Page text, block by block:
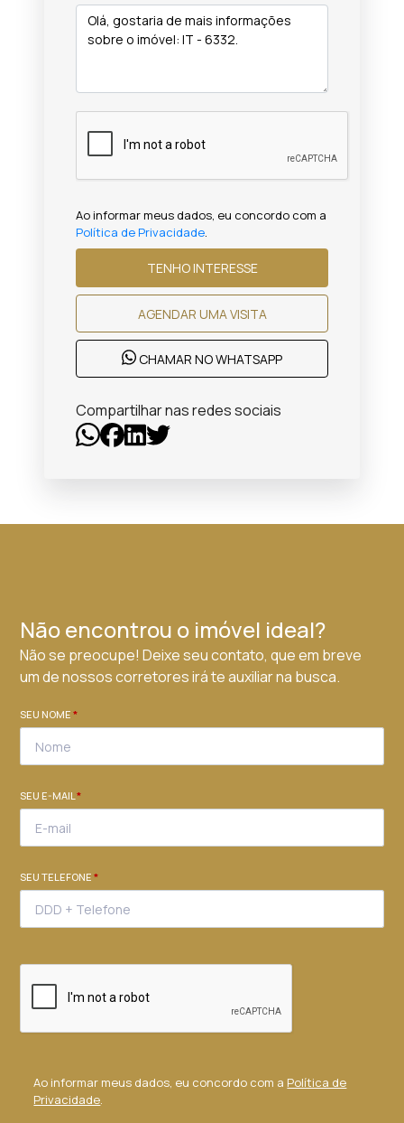
Ao informar meus dados, eu concordo com a
Política de Privacidade.
TENHO INTERESSE
AGENDAR UMA VISITA
CHAMAR NO WHATSAPP
Compartilhar nas redes sociais
Não encontrou o imóvel ideal?
Não se preocupe! Deixe seu contato, que em breve
um de nossos corretores irá te auxiliar na busca.
SEU NOME*
SEU E-MAIL*
SEU TELEFONE*
Ao informar meus dados, eu concordo com a Política de
Privacidade.